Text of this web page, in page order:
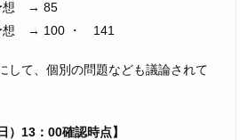
想 → 85
想 → 100 ・ 141
して、個別の問題なども議論されて
）13：00確認時点】